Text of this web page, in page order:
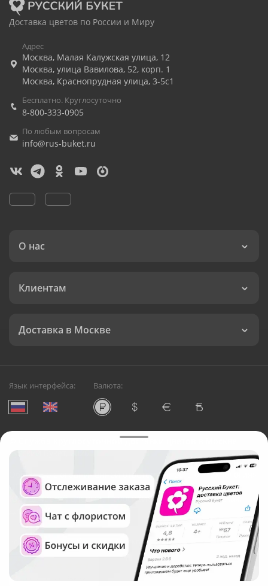
Доставка цветов по России и Миру
Адрес
Москва, Малая Калужская улица, 12
Москва, улица Вавилова, 52, корп. 1
Москва, Краснопрудная улица, 3-5с1
Бесплатно. Круглосуточно
8-800-333-0905
По любым вопросам
info@rus-buket.ru
О нас
Клиентам
Доставка в Москве
Язык интерфейса: Валюта:
Служба круглосуточной доставки цветов в Москве
Русский Букет, 2026
Общество с ограниченной ответственностью «Технология»
ОГРН: 1195476081745, ИНН: 5410081997
Юридический адрес: г. Новосибирск, ул. Ипподромская,
д.42, оф. 3
Рейтинг Русского букета в г. Москва